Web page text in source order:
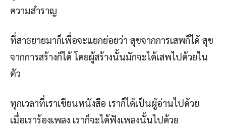
ความสำราญ
ที่สาธยายมาก็เพื่อจะแยกย่อยว่า สุขจากการเสพก็ได้ สุข
จากการสร้างก็ได้ โดยผู้สร้างนั้นมักจะได้เสพไปด้วยใน
ตัว
ทุกเวลาที่เราเขียนหนังสือ เราก็ได้เป็นผู้อ่านไปด้วย
เมื่อเราร้องเพลง เราก็จะได้ฟังเพลงนั้นไปด้วย